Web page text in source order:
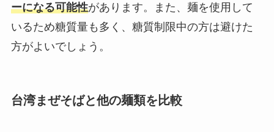
ーになる可能性があります。また、麺を使用して
いるため糖質量も多く、糖質制限中の方は避けた
方がよいでしょう。
台湾まぜそばと他の麺類を比較